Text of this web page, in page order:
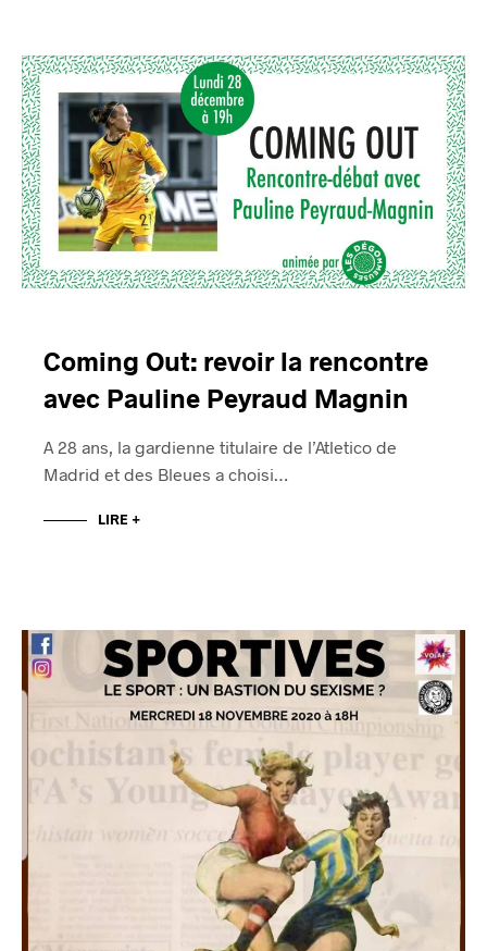
Coming Out: revoir la rencontre
avec Pauline Peyraud Magnin
A 28 ans, la gardienne titulaire de l’Atletico de
Madrid et des Bleues a choisi…
LIRE +